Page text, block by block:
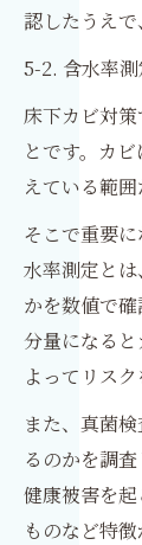
認したうえで
5-2. 含水率
床下カビ対
とです。カ
えている範
そこで重要
水率測定と
かを数値で
分量になる
よってリスク
また、真菌
るのかを調
健康被害を
ものなど特徴